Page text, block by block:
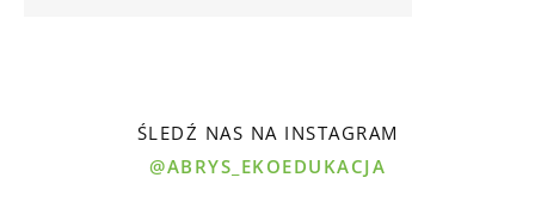
ŚLEDŹ NAS NA INSTAGRAM
@ABRYS_EKOEDUKACJA